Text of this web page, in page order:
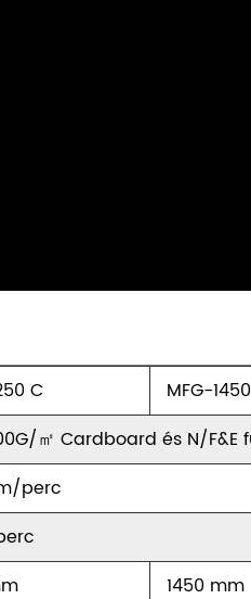
C MFG-
㎡ Cardboard és N/
perc
1450 mm